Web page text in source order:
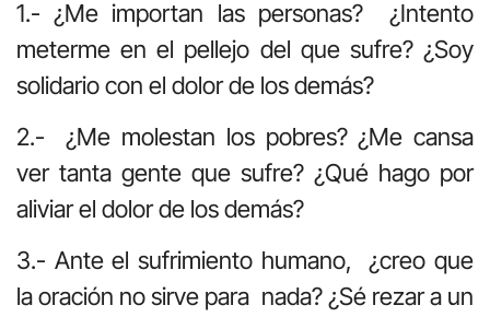
1.- ¿Me importan las personas? ¿Intento
meterme en el pellejo del que sufre? ¿Soy
solidario con el dolor de los demás?
2.- ¿Me molestan los pobres? ¿Me cansa
ver tanta gente que sufre? ¿Qué hago por
aliviar el dolor de los demás?
3.- Ante el sufrimiento humano, ¿creo que
la oración no sirve para nada? ¿Sé rezar a un